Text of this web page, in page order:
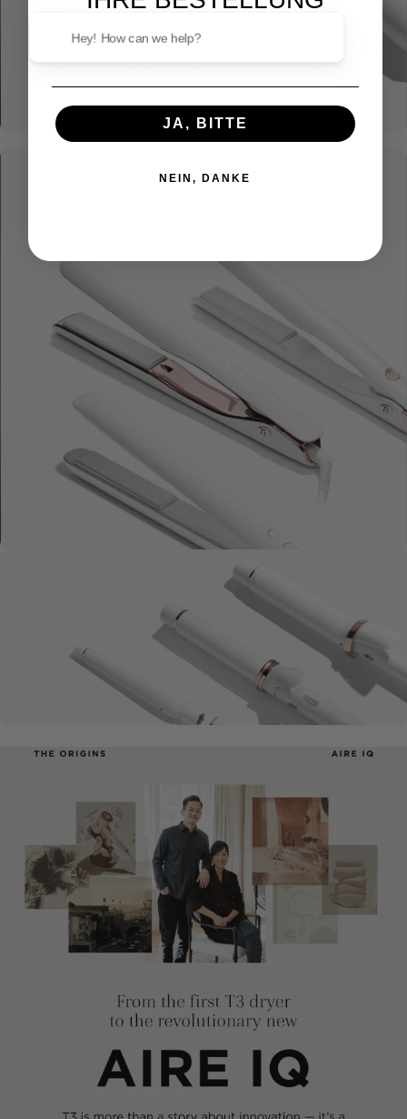
Haarglät
ter
Lockenst
äbe
Hey! How can we help?
Email
JA, BITTE
NEIN, DANKE